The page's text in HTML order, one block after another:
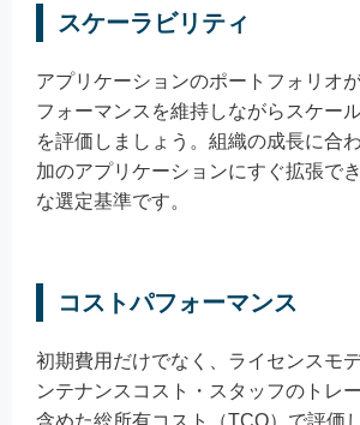
スケーラビリティ
アプリケーションのポートフォリオ
フォーマンスを維持しながらスケー
を評価しましょう。組織の成長に合
加のアプリケーションにすぐ拡張で
な選定基準です。
コストパフォーマンス
初期費用だけでなく、ライセンスモ
ンテナンスコスト・スタッフのトレ
含めた総所有コスト（TCO）で評価